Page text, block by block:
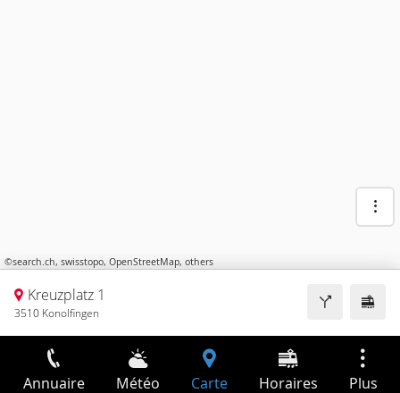
©search.ch, swisstopo, OpenStreetMap, others
Kreuzplatz 1
3510 Konolfingen
Annuaire Météo Carte Horaires Plus